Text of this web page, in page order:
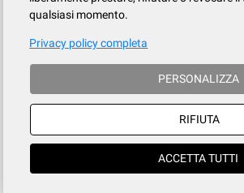
qualsiasi momento.
Privacy policy completa
PERSONALIZZA
RIFIUTA
ACCETTA TUTTI